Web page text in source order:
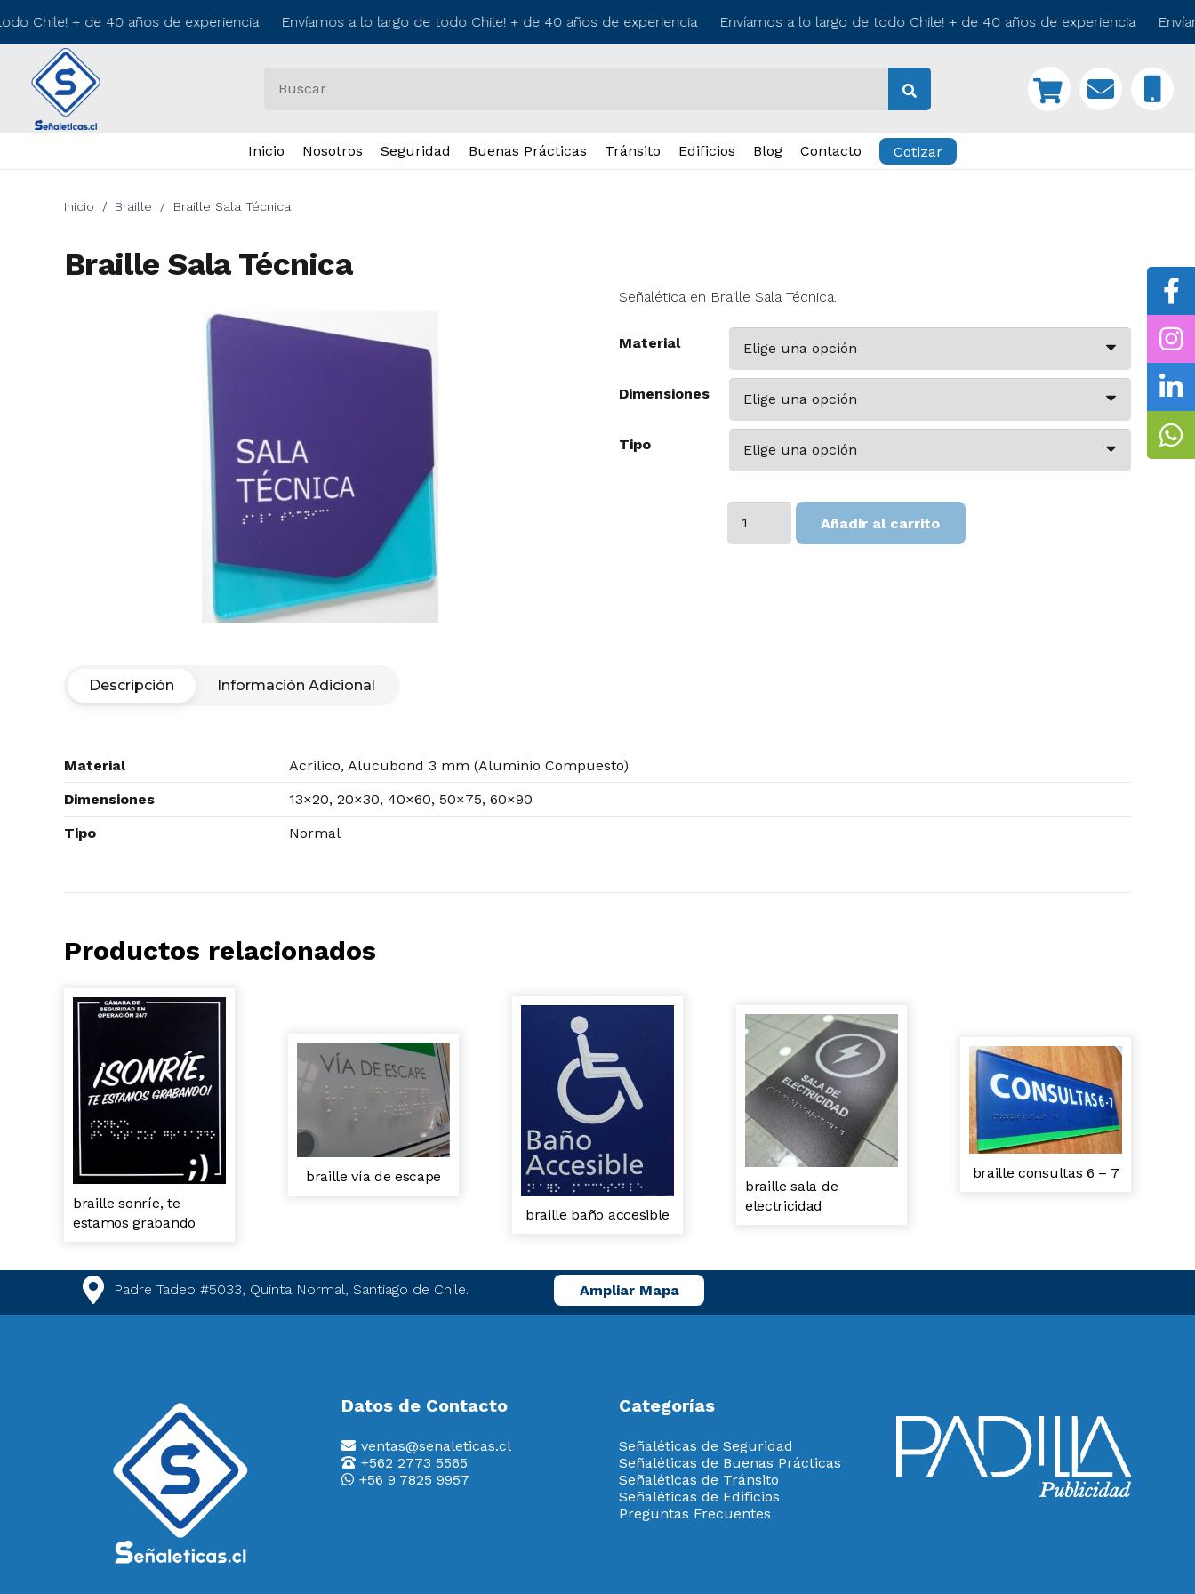
Chile! + de 40 años de experiencia Envíamos a lo largo de todo Chile! + de 40 años de experiencia Envíamos a lo largo de todo Chile! + de 40 años de experiencia
Inicio Nosotros Seguridad Buenas Prácticas Tránsito Edificios Blog Contacto Cotizar
Inicio / Braille / Braille Sala Técnica
Braille Sala Técnica
Señalética en Braille Sala Técnica.
Material
Dimensiones
Tipo
Sala
Técnica
Añadir al carrito
Descripción Información Adicional
Material
Acrilico, Alucubond 3 mm (Aluminio Compuesto)
Dimensiones
13×20, 20×30, 40×60, 50×75, 60×90
Tipo
Normal
Productos relacionados
braille sonríe, te
estamos grabando
braille vía de escape
braille baño accesible
braille sala de
electricidad
braille consultas 6 – 7
Padre Tadeo #5033, Quinta Normal, Santiago de Chile. Ampliar Mapa
Datos de Contacto
ventas@senaleticas.cl
+562 2773 5565
+56 9 7825 9957
Categorías
Señaléticas de Seguridad
Señaléticas de Buenas Prácticas
Señaléticas de Tránsito
Señaléticas de Edificios
Preguntas Frecuentes